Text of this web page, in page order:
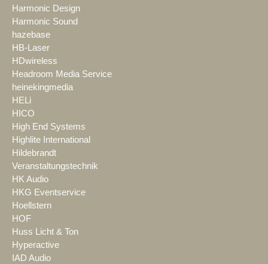
Harmonic Design
Harmonic Sound
hazebase
HB-Laser
HDwireless
Headroom Media Service
heinekingmedia
HELi
HICO
High End Systems
Highlite International
Hildebrandt
Veranstaltungstechnik
HK Audio
HKG Eventservice
Hoellstern
HOF
Huss Licht & Ton
Hyperactive
IAD Audio